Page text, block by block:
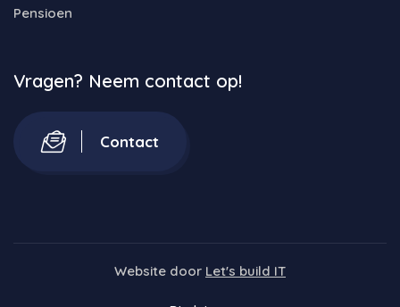
Pensioen
Vragen? Neem contact op!
Contact
Website door Let's build IT